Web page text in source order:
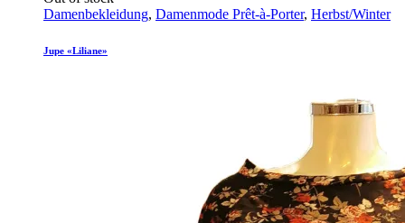
Damenbekleidung, Damenmode Prêt-à-Porter, Herbst/Winter
Jupe «Liliane»